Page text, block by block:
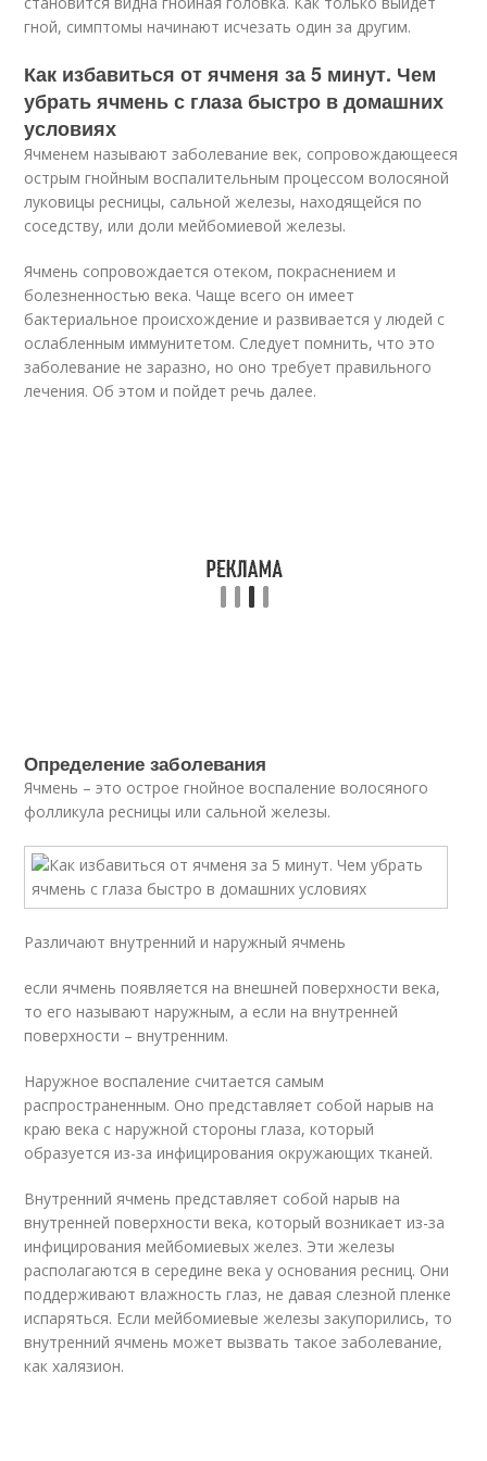
гной, симптомы начинают исчезать один за другим.
Как избавиться от ячменя за 5 минут. Чем
убрать ячмень с глаза быстро в домашних
условиях
Ячменем называют заболевание век, сопровождающееся
острым гнойным воспалительным процессом волосяной
луковицы ресницы, сальной железы, находящейся по
соседству, или доли мейбомиевой железы.
Ячмень сопровождается отеком, покраснением и
болезненностью века. Чаще всего он имеет
бактериальное происхождение и развивается у людей с
ослабленным иммунитетом. Следует помнить, что это
заболевание не заразно, но оно требует правильного
лечения. Об этом и пойдет речь далее.
Определение заболевания
Ячмень – это острое гнойное воспаление волосяного
фолликула ресницы или сальной железы.
Различают внутренний и наружный ячмень
если ячмень появляется на внешней поверхности века,
то его называют наружным, а если на внутренней
поверхности – внутренним.
Наружное воспаление считается самым
распространенным. Оно представляет собой нарыв на
краю века с наружной стороны глаза, который
образуется из-за инфицирования окружающих тканей.
Внутренний ячмень представляет собой нарыв на
внутренней поверхности века, который возникает из-за
инфицирования мейбомиевых желез. Эти железы
располагаются в середине века у основания ресниц. Они
поддерживают влажность глаз, не давая слезной пленке
испаряться. Если мейбомиевые железы закупорились, то
внутренний ячмень может вызвать такое заболевание,
как халязион.